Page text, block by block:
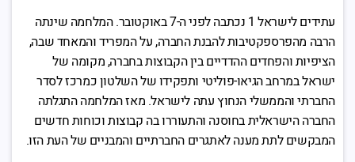
עתידים לישראל 1 נכתבה לפני ה-7 באוקטובר. המלחמה שינתה
הרבה מהפרספקטיבות להבנת החברה, על המפריד והמאחד שבה,
הציפיות והפחדים ההדדיים בין הקבוצות בחברה, מקומה של
ישראל במרחב הגיאו-פוליטי ותפקידו של השלטון כמרכז לסדר
החברתי והממשלי הנחוץ עתה לישראל. מאז המלחמה התגלתה
החברה הישראלית בחוסנה והתעוררו בה קבוצות וכוחות חדשים
המבקשים לתת מענה לאתגרים החברתיים והמבניים של העת הזו.